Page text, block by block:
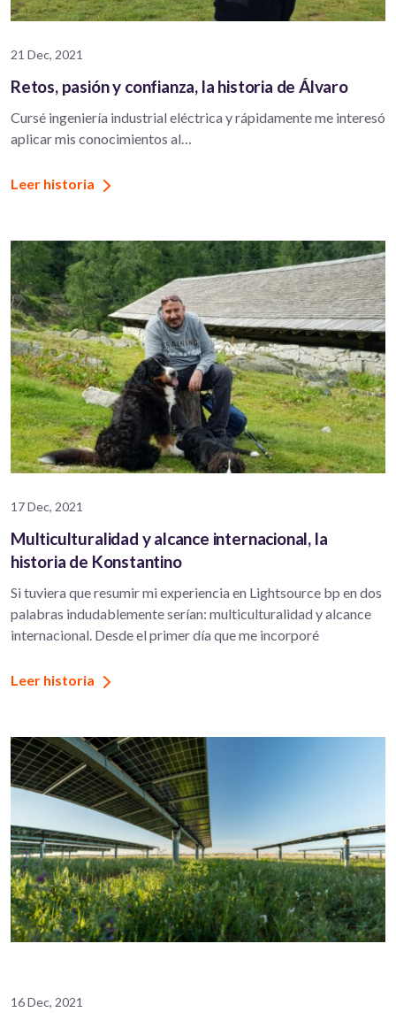
21 Dec, 2021
Retos, pasión y confianza, la historia de Álvaro
Cursé ingeniería industrial eléctrica y rápidamente me interesó
aplicar mis conocimientos al…
Leer historia
17 Dec, 2021
Multiculturalidad y alcance internacional, la
historia de Konstantino
Si tuviera que resumir mi experiencia en Lightsource bp en dos
palabras indudablemente serían: multiculturalidad y alcance
internacional. Desde el primer día que me incorporé
Leer historia
16 Dec, 2021